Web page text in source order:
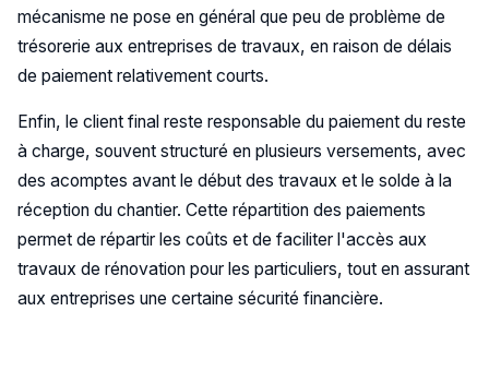
mécanisme ne pose en général que peu de problème de
trésorerie aux entreprises de travaux, en raison de délais
de paiement relativement courts.
Enfin, le client final reste responsable du paiement du reste
à charge, souvent structuré en plusieurs versements, avec
des acomptes avant le début des travaux et le solde à la
réception du chantier. Cette répartition des paiements
permet de répartir les coûts et de faciliter l'accès aux
travaux de rénovation pour les particuliers, tout en assurant
aux entreprises une certaine sécurité financière.